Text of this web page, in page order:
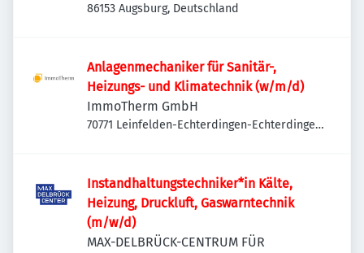
86153 Augsburg, Deutschland
Anlagenmechaniker für Sanitär-,
Heizungs- und Klimatechnik (w/m/d)
ImmoTherm GmbH
70771 Leinfelden-Echterdingen-Echterdingen,
Instandhaltungstechniker*in Kälte,
Heizung, Druckluft, Gaswarntechnik
(m/w/d)
MAX-DELBRÜCK-CENTRUM FÜR